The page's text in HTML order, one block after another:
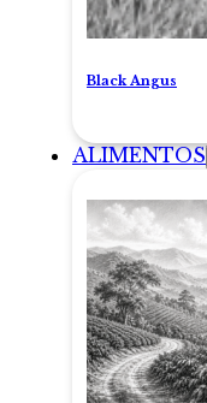
Black Angus
ALIMENTOS